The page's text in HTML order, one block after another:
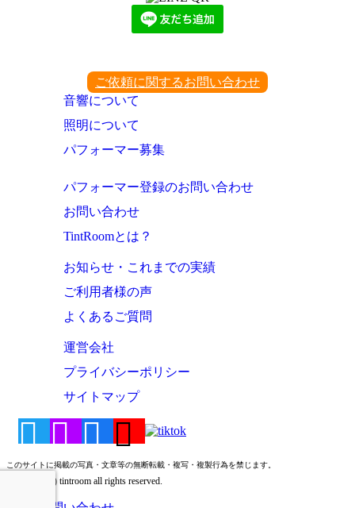
ご依頼に関するお問い合わせ
音響について
照明について
パフォーマー募集
パフォーマー登録のお問い合わせ
お問い合わせ
TintRoomとは？
お知らせ・これまでの実績
ご利用者様の声
よくあるご質問
運営会社
プライバシーポリシー
サイトマップ
このサイトに掲載の写真・文章等の無断転載・複写・複製行為を禁じます。
Copyright (c) tintroom all rights reserved.